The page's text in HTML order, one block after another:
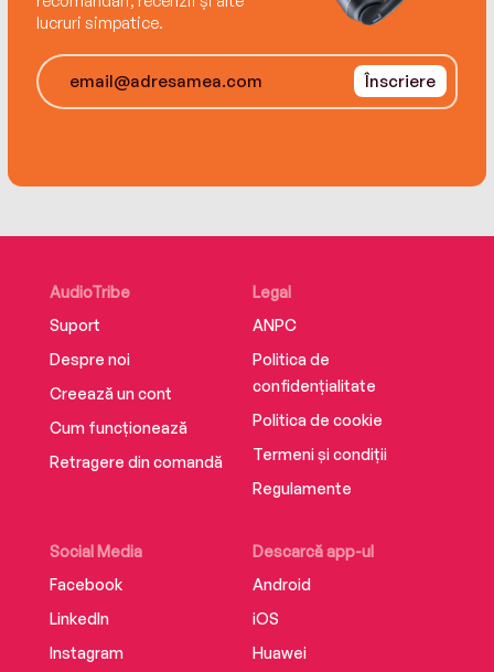
lucruri simpatice.
Înscriere
AudioTribe
Suport
Despre noi
Creează un cont
Cum funcționează
Retragere din comandă
Social Media
Facebook
LinkedIn
Instagram
Descarcă app-ul
Android
iOS
Huawei
Legal
ANPC
Politica de
confidențialitate
Politica de cookie
Termeni și condiții
Regulamente